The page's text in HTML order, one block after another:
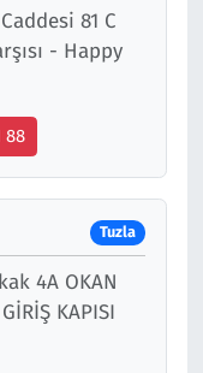
81 C
- Happy
88
Tuzla
4A OKAN
KAPISI